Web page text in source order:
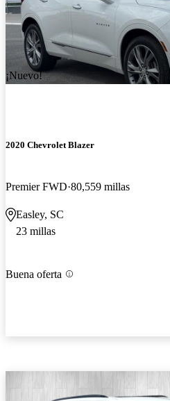
¡Nuevo!
2020 Chevrolet Blazer
Premier FWD 80,559 millas
Easley, SC
23 millas
Buena oferta